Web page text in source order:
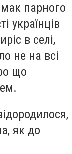
парного
українців
в селі,
не на всі
що
як до